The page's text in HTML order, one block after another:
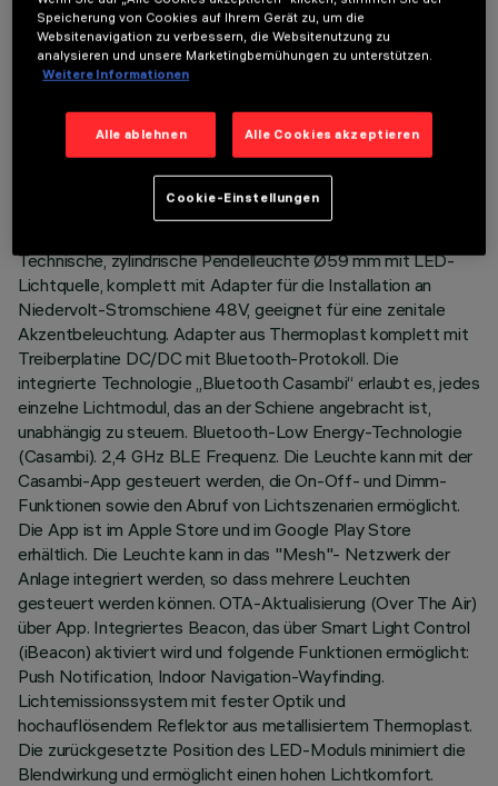
TECHNISCHE DATEN
LETZTES UPDATE: 03.08.2026
Technische, zylindrische Pendelleuchte Ø59 mm mit LED-
Lichtquelle, komplett mit Adapter für die Installation an
Niedervolt-Stromschiene 48V, geeignet für eine zenitale
Akzentbeleuchtung. Adapter aus Thermoplast komplett mit
Treiberplatine DC/DC mit Bluetooth-Protokoll. Die
integrierte Technologie „Bluetooth Casambi“ erlaubt es, jedes
einzelne Lichtmodul, das an der Schiene angebracht ist,
unabhängig zu steuern. Bluetooth-Low Energy-Technologie
(Casambi). 2,4 GHz BLE Frequenz. Die Leuchte kann mit der
Casambi-App gesteuert werden, die On-Off- und Dimm-
Funktionen sowie den Abruf von Lichtszenarien ermöglicht.
Die App ist im Apple Store und im Google Play Store
erhältlich. Die Leuchte kann in das "Mesh"- Netzwerk der
Anlage integriert werden, so dass mehrere Leuchten
gesteuert werden können. OTA-Aktualisierung (Over The Air)
über App. Integriertes Beacon, das über Smart Light Control
(iBeacon) aktiviert wird und folgende Funktionen ermöglicht:
Push Notification, Indoor Navigation-Wayfinding.
Lichtemissionssystem mit fester Optik und
hochauflösendem Reflektor aus metallisiertem Thermoplast.
Die zurückgesetzte Position des LED-Moduls minimiert die
Blendwirkung und ermöglicht einen hohen Lichtkomfort.
Speicherung von Cookies auf Ihrem Gerät zu, um die
Websitenavigation zu verbessern, die Websitenutzung zu
analysieren und unsere Marketingbemühungen zu unterstützen.
Weitere Informationen
Alle ablehnen Alle Cookies akzeptieren
Cookie-Einstellungen